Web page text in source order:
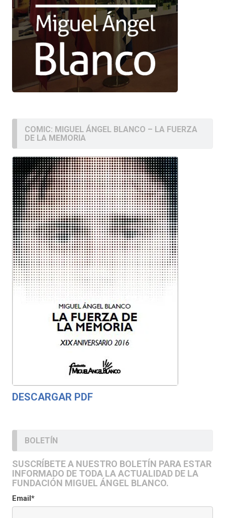
COMIC: MIGUEL ÁNGEL BLANCO – LA FUERZA
DE LA MEMORIA
DESCARGAR PDF
BOLETÍN
SUSCRÍBETE A NUESTRO BOLETÍN PARA ESTAR
INFORMADO DE TODA LA ACTUALIDAD DE LA
FUNDACIÓN MIGUEL ÁNGEL BLANCO.
Email*